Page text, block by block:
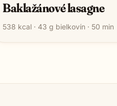
Baklažánové lasagne
538 kcal · 43 g bielkovín · 50 min